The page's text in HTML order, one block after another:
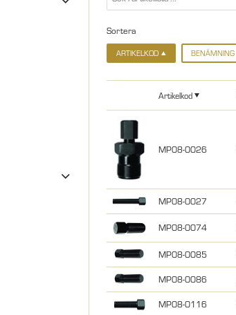
Sortera
ARTIKELKOD BENÄMNING
Artikelkod
MP08-0026
MP08-0027
MP08-0074
MP08-0085
MP08-0086
MP08-0116